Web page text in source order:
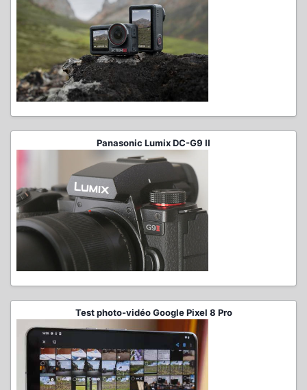
Panasonic Lumix DC-G9 II
Test photo-vidéo Google Pixel 8 Pro